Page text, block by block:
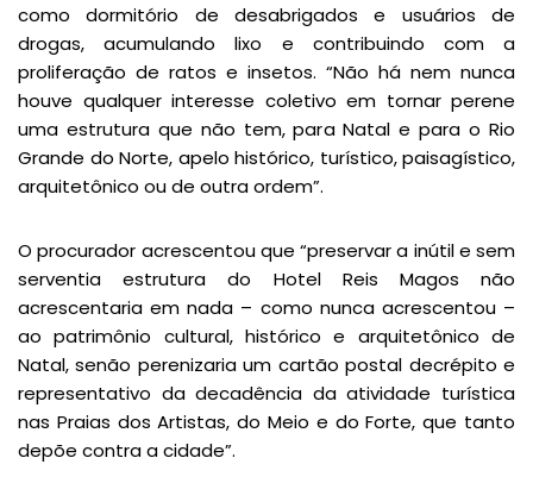
como dormitório de desabrigados e usuários de
drogas, acumulando lixo e contribuindo com a
proliferação de ratos e insetos. “Não há nem nunca
houve qualquer interesse coletivo em tornar perene
uma estrutura que não tem, para Natal e para o Rio
Grande do Norte, apelo histórico, turístico, paisagístico,
arquitetônico ou de outra ordem”.
O procurador acrescentou que “preservar a inútil e sem
serventia estrutura do Hotel Reis Magos não
acrescentaria em nada – como nunca acrescentou –
ao patrimônio cultural, histórico e arquitetônico de
Natal, senão perenizaria um cartão postal decrépito e
representativo da decadência da atividade turística
nas Praias dos Artistas, do Meio e do Forte, que tanto
depõe contra a cidade”.